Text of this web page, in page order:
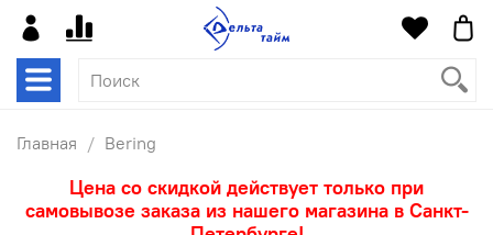
Главная Bering
Цена со скидкой действует только при
самовывозе заказа из нашего магазина в Санкт-